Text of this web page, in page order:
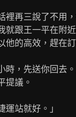
裡再三說了不用
就跟王一平在附
的高效，趕在
時，先送你回去
提議。
運站就好。」